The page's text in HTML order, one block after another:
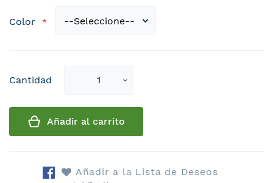
Color
Cantidad
Select
Añadir al carrito
Añadir a la Lista de Deseos